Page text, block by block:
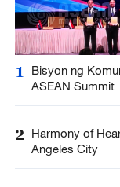
1
Bisyon ng
ASEAN Summit
2 Harmony of
Angeles City